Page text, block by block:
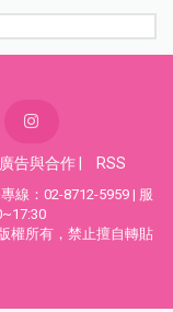
廣告與合作 RSS
線：02-8712-5959 | 服
權所有，禁止擅自轉貼